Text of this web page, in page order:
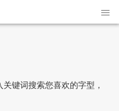
键词搜索您喜欢的字型，